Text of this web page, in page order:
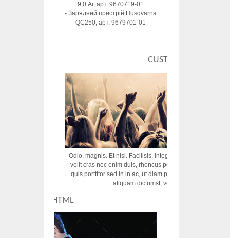
9,0 Аг, арт. 9670719-01
- Зарядний пристрій Husqvarna
QC250, арт. 9679701-01
CUSTOM HTML
Odio, magnis. Et nisi. Facilisis, integer! Risus augue! Non
velit cras nec enim duis, rhoncus porttitor ac vut rhoncus
quis porttitor sed in in ac, ut diam porttitor odio nunc
aliquam dictumst, vel amet tincidunt
CUSTOM HTML